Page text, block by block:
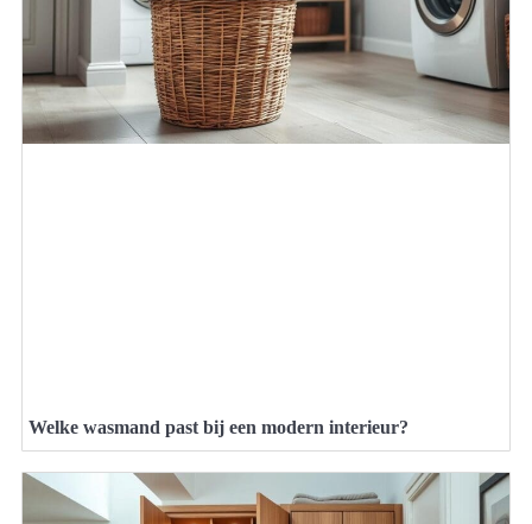
Welke wasmand past bij een modern interieur?